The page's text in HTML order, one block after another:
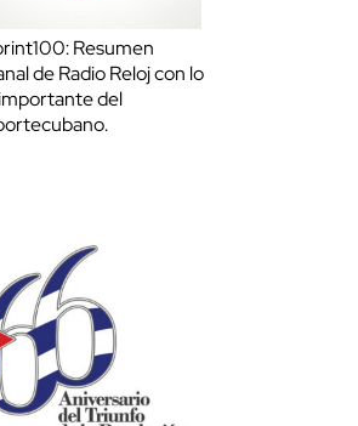
Resumen
de Radio Reloj con lo
del